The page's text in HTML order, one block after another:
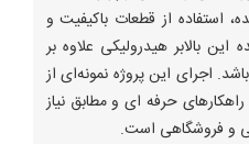
استفاده از قطعات باکیفیت و
بالابر هیدرولیکی علاوه بر
اجرای این پروژه نمونه‌ای از
حرفه ای و مطابق نیاز
و فروشگاهی است.